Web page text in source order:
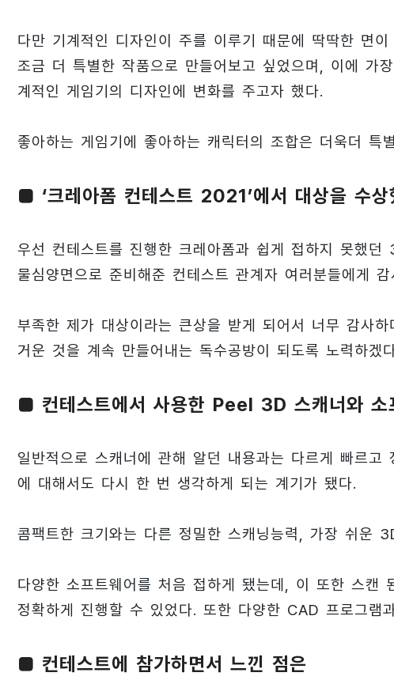
다만 기계적인 디자인이 주를 이루기 때문에 딱딱한 면
조금 더 특별한 작품으로 만들어보고 싶었으며, 이에 가
계적인 게임기의 디자인에 변화를 주고자 했다.
좋아하는 게임기에 좋아하는 캐릭터의 조합은 더욱더 특
■ ‘크레아폼 컨테스트 2021’에서 대상을 수상
우선 컨테스트를 진행한 크레아폼과 쉽게 접하지 못했
물심양면으로 준비해준 컨테스트 관계자 여러분들에게
부족한 제가 대상이라는 큰상을 받게 되어서 너무 감사
거운 것을 계속 만들어내는 독수공방이 되도록 노력하겠
■ 컨테스트에서 사용한 Peel 3D 스캐너와 소
일반적으로 스캐너에 관해 알던 내용과는 다르게 빠르
에 대해서도 다시 한 번 생각하게 되는 계기가 됐다.
콤팩트한 크기와는 다른 정밀한 스캐닝능력, 가장 쉬운
다양한 소프트웨어를 처음 접하게 됐는데, 이 또한 스캔
정확하게 진행할 수 있었다. 또한 다양한 CAD 프로그램
■ 컨테스트에 참가하면서 느낀 점은